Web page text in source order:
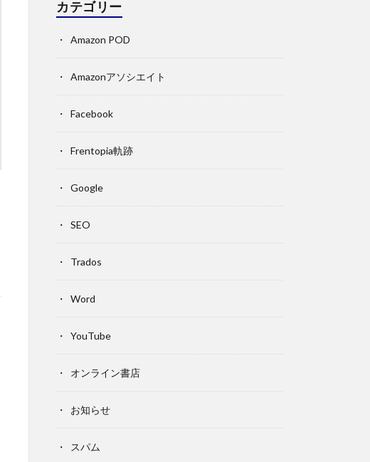
カテゴリー
Amazon POD
Amazonアソシエイト
Facebook
Frentopia軌跡
Google
SEO
Trados
Word
YouTube
オンライン書店
お知らせ
スパム